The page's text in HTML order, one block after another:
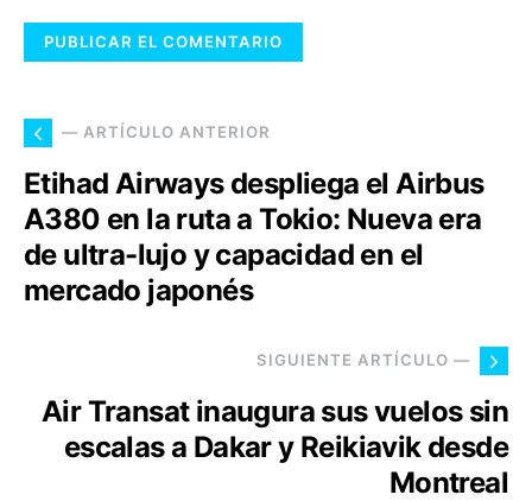
— ARTÍCULO ANTERIOR
Etihad Airways despliega el Airbus
A380 en la ruta a Tokio: Nueva era
de ultra-lujo y capacidad en el
mercado japonés
SIGUIENTE ARTÍCULO —
Air Transat inaugura sus vuelos sin
escalas a Dakar y Reikiavik desde
Montreal